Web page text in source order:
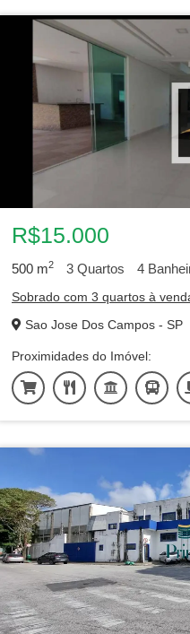
R$15.000
500 m2 3 Quartos 4
Sobrado com 3 quartos à
Sao Jose Dos Campos - SP
Proximidades do Imóvel: